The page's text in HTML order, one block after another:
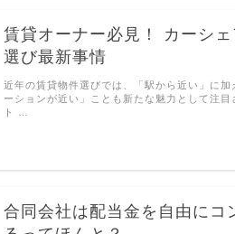
賃貸オーナー必見！ カーシ
選び最新事情
近年の賃貸物件選びでは、「駅から近い」に加
ーションが近い」ことも新たな魅力として注目
ト …
合同会社は配当金を自由にコ